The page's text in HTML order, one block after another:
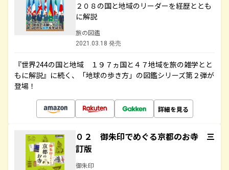
２０８の国と地域のリーダーを経歴ととも
に解説
旅の図鑑
2021.03.18 発売
『世界244の国と地域 １９７ヵ国と４７地域を旅の雑学とと
もに解説』に続く、「地球の歩き方」の図鑑シリーズ第２弾が
登場！
詳細を見る
０２ 御朱印でめぐる京都のお寺 三
訂版
御朱印